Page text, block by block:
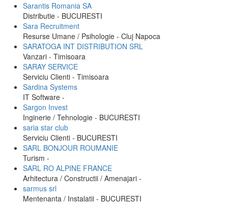
Sarantis Romania SA
Distributie - BUCURESTI
Sara Recruitment
Resurse Umane / Psihologie - Cluj Napoca
SARATOGA INT DISTRIBUTION SRL
Vanzari - Timisoara
SARAY SERVICE
Serviciu Clienti - Timisoara
Sardina Systems
IT Software -
Sargon Invest
Inginerie / Tehnologie - BUCURESTI
saria star club
Serviciu Clienti - BUCURESTI
SARL BONJOUR ROUMANIE
Turism -
SARL RO ALPINE FRANCE
Arhitectura / Constructii / Amenajari -
sarmus srl
Mentenanta / Instalatii - BUCURESTI